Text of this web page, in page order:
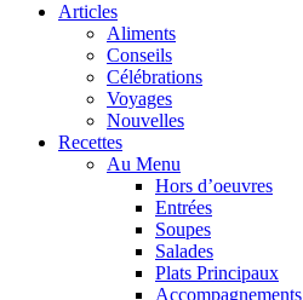
Articles
Aliments
Conseils
Célébrations
Voyages
Nouvelles
Recettes
Au Menu
Hors d’oeuvres
Entrées
Soupes
Salades
Plats Principaux
Accompagnements